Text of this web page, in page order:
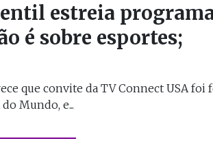
estreia
é sobre esportes;
que convite da TV Connect USA foi
Mundo, e...